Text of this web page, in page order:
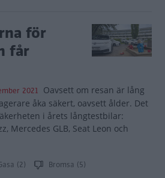
för
får
2021 Oavsett om resan är lång
åka säkert, oavsett ålder. Det
i årets långtestbilar:
Mercedes GLB, Seat Leon och
(2) Bromsa (5)